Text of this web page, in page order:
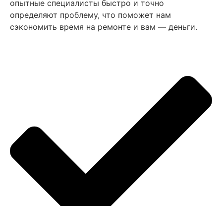
опытные специалисты быстро и точно
определяют проблему, что поможет нам
сэкономить время на ремонте и вам — деньги.